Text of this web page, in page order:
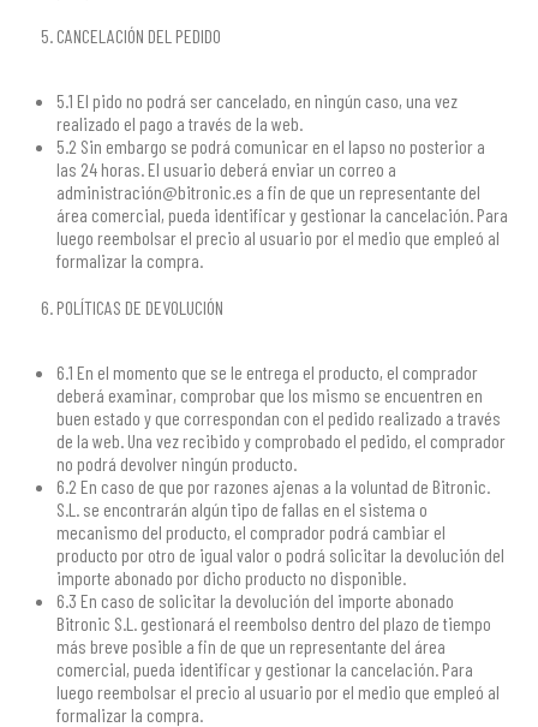
CANCELACIÓN DEL PEDIDO
5.1 El pido no podrá ser cancelado, en ningún caso, una vez
realizado el pago a través de la web.
5.2 Sin embargo se podrá comunicar en el lapso no posterior a
las 24 horas. El usuario deberá enviar un correo a
administración@bitronic.es a fin de que un representante del
área comercial, pueda identificar y gestionar la cancelación. Para
luego reembolsar el precio al usuario por el medio que empleó al
formalizar la compra.
POLÍTICAS DE DEVOLUCIÓN
6.1 En el momento que se le entrega el producto, el comprador
deberá examinar, comprobar que los mismo se encuentren en
buen estado y que correspondan con el pedido realizado a través
de la web. Una vez recibido y comprobado el pedido, el comprador
no podrá devolver ningún producto.
6.2 En caso de que por razones ajenas a la voluntad de Bitronic.
S.L. se encontrarán algún tipo de fallas en el sistema o
mecanismo del producto, el comprador podrá cambiar el
producto por otro de igual valor o podrá solicitar la devolución del
importe abonado por dicho producto no disponible.
6.3 En caso de solicitar la devolución del importe abonado
Bitronic S.L. gestionará el reembolso dentro del plazo de tiempo
más breve posible a fin de que un representante del área
comercial, pueda identificar y gestionar la cancelación. Para
luego reembolsar el precio al usuario por el medio que empleó al
formalizar la compra.